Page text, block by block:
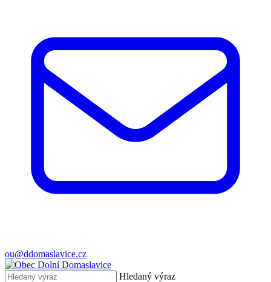
ou@ddomaslavice.cz
Hledaný výraz